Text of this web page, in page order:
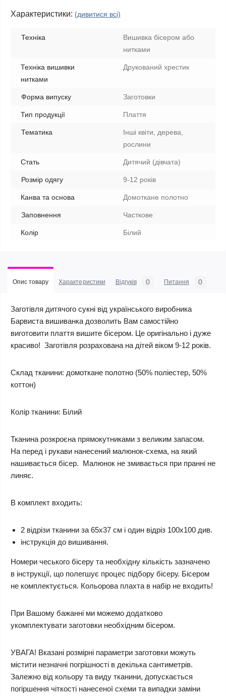
Характеристики: (дивитися всі)
Техніка
Вишивка бісером або
нитками
Техніка вишивки
нитками
Друкований хрестик
Форма випуску Заготовки
Тип продукції Плаття
Тематика
Інші квіти, дерева,
рослини
Стать Дитячий (дівчата)
Розмір одягу 9-12 років
Канва та основа Домоткане полотно
Заповнення Часткове
Колір Білий
Опис товару Характеристики Відгуків 0 Питання 0
Заготівля дитячого сукні від українського виробника
Барвиста вишиванка дозволить Вам самостійно
виготовити плаття вишите бісером. Це оригінально і дуже
красиво! Заготівля розрахована на дітей віком 9-12 років.
Склад тканини: домоткане полотно (50% поліестер, 50%
коттон)
Колір тканини: Білий
Тканина розкроєна прямокутниками з великим запасом.
На перед і рукави нанесений малюнок-схема, на який
нашивається бісер. Малюнок не змивається при пранні не
линяє.
В комплект входить:
2 відрізи тканини за 65х37 см і один відріз 100х100 див.
інструкція до вишивання.
Номери чеського бісеру та необхідну кількість зазначено
в інструкції, що полегшує процес підбору бісеру. Бісером
не комплектується. Кольорова плахта в набір не входить!
При Вашому бажанні ми можемо додатково
укомплектувати заготовки необхідним бісером.
УВАГА! Вказані розмірні параметри заготовки можуть
містити незначні погрішності в декілька сантиметрів.
Залежно від кольору та виду тканини, допускається
погіршення чіткості нанесеної схеми та випадки заміни